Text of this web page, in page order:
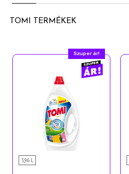
TOMI TERMÉKEK
Szuper ár!
3,96 L